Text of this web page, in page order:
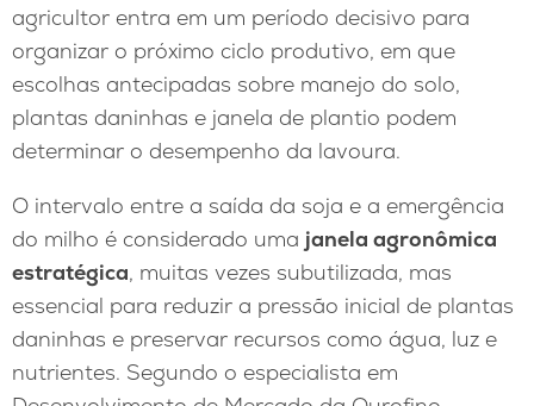
agricultor entra em um período decisivo para
organizar o próximo ciclo produtivo, em que
escolhas antecipadas sobre manejo do solo,
plantas daninhas e janela de plantio podem
determinar o desempenho da lavoura.
O intervalo entre a saída da soja e a emergência
do milho é considerado uma janela agronômica
estratégica, muitas vezes subutilizada, mas
essencial para reduzir a pressão inicial de plantas
daninhas e preservar recursos como água, luz e
nutrientes. Segundo o especialista em